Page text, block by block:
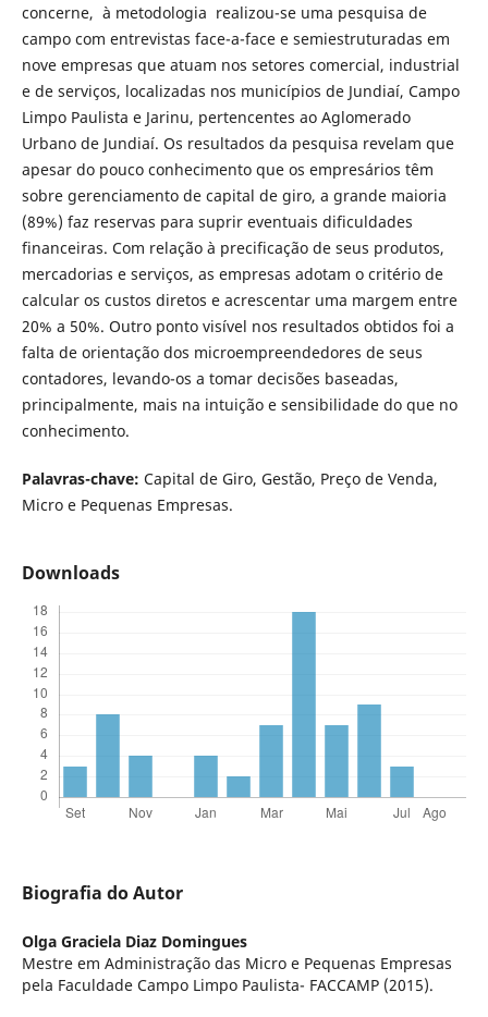
concerne, à metodologia realizou-se uma pesquisa de
campo com entrevistas face-a-face e semiestruturadas em
nove empresas que atuam nos setores comercial, industrial
e de serviços, localizadas nos municípios de Jundiaí, Campo
Limpo Paulista e Jarinu, pertencentes ao Aglomerado
Urbano de Jundiaí. Os resultados da pesquisa revelam que
apesar do pouco conhecimento que os empresários têm
sobre gerenciamento de capital de giro, a grande maioria
(89%) faz reservas para suprir eventuais dificuldades
financeiras. Com relação à precificação de seus produtos,
mercadorias e serviços, as empresas adotam o critério de
calcular os custos diretos e acrescentar uma margem entre
20% a 50%. Outro ponto visível nos resultados obtidos foi a
falta de orientação dos microempreendedores de seus
contadores, levando-os a tomar decisões baseadas,
principalmente, mais na intuição e sensibilidade do que no
conhecimento.
Palavras-chave: Capital de Giro, Gestão, Preço de Venda,
Micro e Pequenas Empresas.
Downloads
Biografia do Autor
Olga Graciela Diaz Domingues
Mestre em Administração das Micro e Pequenas Empresas
pela Faculdade Campo Limpo Paulista- FACCAMP (2015).